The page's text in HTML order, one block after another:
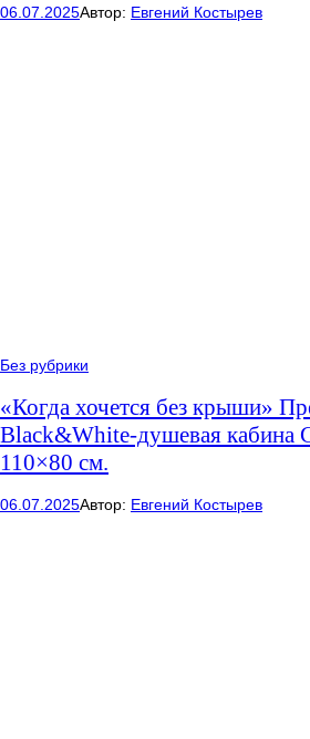
06.07.2025Автор: Евгений Костырев
Без рубрики
«Когда хочется без крыши»
Black&White-душевая кабина
110×80 см.
06.07.2025Автор: Евгений Костырев